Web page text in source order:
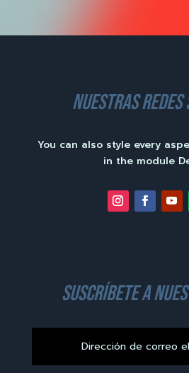
nuestras redes
You can also style every
in the module
suscríbete a